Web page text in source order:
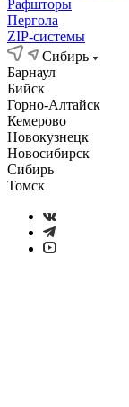
Рафшторы
Пергола
ZIP-системы
Сибирь
Барнаул
Бийск
Горно-Алтайск
Кемерово
Новокузнецк
Новосибирск
Сибирь
Томск